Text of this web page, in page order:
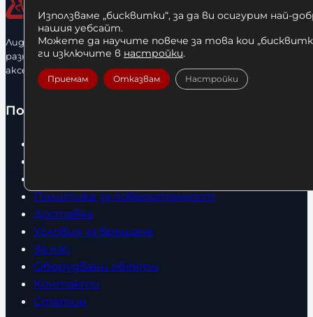
Лидерфитнес е водещ вносител и представител на голямо
разнообразие от бойна екипировка, фитнес уреди и
аксесоари.
Полезно
Политика за поверителност
Доставка
Условия за връщане
За нас
Оборудвани обекти
Контакти
Статии
Използваме „бисквитки“, за да ви осигурим най-
нашия уебсайт.
Можете да научите повече за това кои
ги изключите в настройки.
Приемам Отказвам Настройки